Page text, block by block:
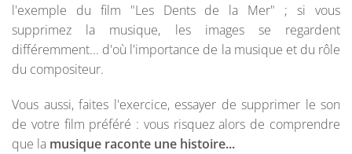
l'exemple du film "Les Dents de la Mer" ; si vous
supprimez la musique, les images se regardent
différemment... d'où l'importance de la musique et du rôle
du compositeur.
Vous aussi, faites l'exercice, essayer de supprimer le son
de votre film préféré : vous risquez alors de comprendre
que la musique raconte une histoire...